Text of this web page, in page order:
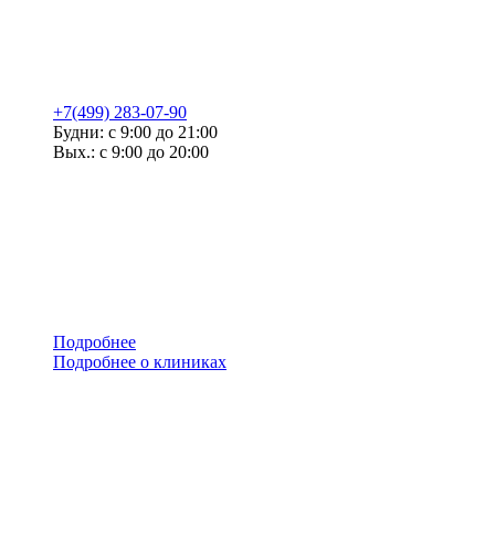
+7(499) 283-07-90
Будни: с 9:00 до 21:00
Вых.: с 9:00 до 20:00
Подробнее
Подробнее о клиниках